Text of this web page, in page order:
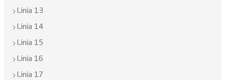
Linia 13
Linia 14
Linia 15
Linia 16
Linia 17